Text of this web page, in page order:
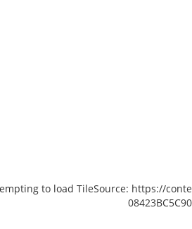
to load TileSource: https://